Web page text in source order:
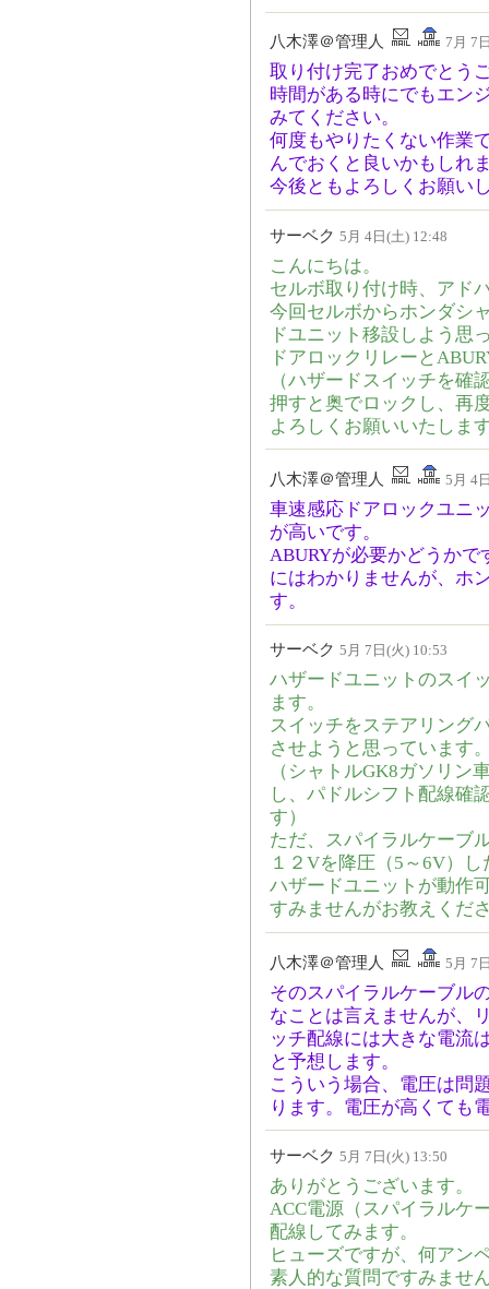
八木澤＠管理人 7月 7
取り付け完了おめでとう
時間がある時にでもエン
みてください。
何度もやりたくない作業
んでおくと良いかもしれ
今後ともよろしくお願い
サーベク 5月 4日(土) 12:48
こんにちは。
セルボ取り付け時、アド
今回セルボからホンダシ
ドユニット移設しよう思
ドアロックリレーと
（ハザードスイッチを確
押すと奥でロックし、再
よろしくお願いいたしま
八木澤＠管理人 5月 4
車速感応ドアロックユニ
が高いです。
ABURYが必要かどうか
にはわかりませんが、ホ
す。
サーベク 5月 7日(火) 10:53
ハザードユニットのスイ
ます。
スイッチをステアリング
させようと思っています
（シャトルGK8ガソリン
し、パドルシフト配線確
す）
ただ、スパイラルケーブ
１２Vを降圧（5～6V）し
ハザードユニットが動作
すみませんがお教えくだ
八木澤＠管理人 5月 7
そのスパイラルケーブル
なことは言えませんが、
ッチ配線には大きな電流
と予想します。
こういう場合、電圧は問
ります。電圧が高くても
サーベク 5月 7日(火) 13:50
ありがとうございます。
ACC電源（スパイラルケ
配線してみます。
ヒューズですが、何アン
素人的な質問ですみませ